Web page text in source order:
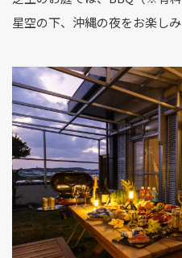
星空の下、沖縄の夜をお楽しみ